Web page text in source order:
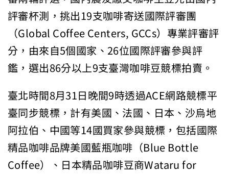
評審杯測，挑出19支咖啡寄送國際評審團
（Global Coffee Centers, GCCs）專業評審評
分，由來自5個國家、26位國際評審參與評
鑑，選出86分以上9支臺灣咖啡豆競標拍賣。
臺北時間8月31日晚間9時透過ACE網路競標平
臺同步競標，計有美國、法國、日本、沙烏地
阿拉伯、中國等14國買家參與競標，包括國際
精品咖啡品牌美國藍瓶咖啡（Blue Bottle
Coffee）、日本精品咖啡豆商Wataru for